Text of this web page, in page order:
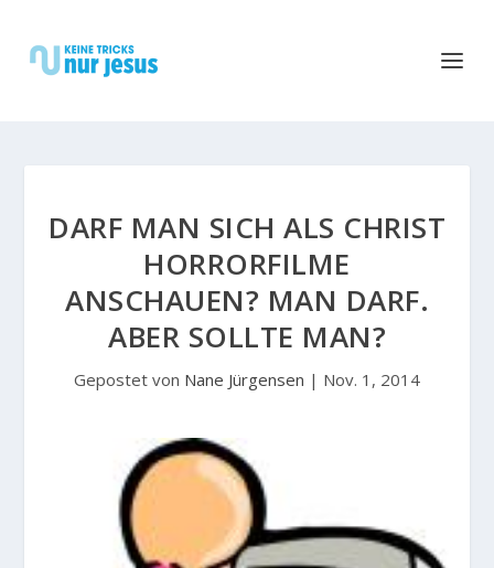
DARF MAN SICH ALS CHRIST
HORRORFILME
ANSCHAUEN? MAN DARF.
ABER SOLLTE MAN?
Gepostet von Nane Jürgensen | Nov. 1, 2014